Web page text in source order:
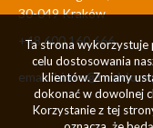
30-049 Kraków
+48 600 160 666
email:
Ta strona wykorzystuje
celu dostosowania
klientów. Zmiany
dokonać w dowolnej
Korzystanie z tej